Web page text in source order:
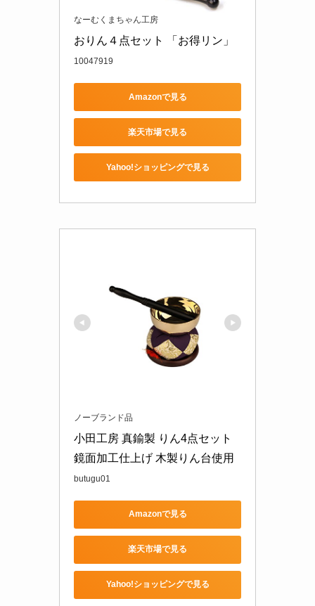
なーむくまちゃん工房
おりん４点セット 「お得リン」
10047919
Amazonで見る
楽天市場で見る
Yahoo!ショッピングで見る
ノーブランド品
小田工房 真鍮製 りん4点セット
鏡面加工仕上げ 木製りん台使用
butugu01
Amazonで見る
楽天市場で見る
Yahoo!ショッピングで見る